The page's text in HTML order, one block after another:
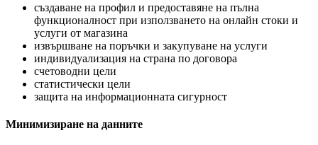
създаване на профил и предоставяне на пълна
функционалност при използването на онлайн стоки и
услуги от магазина
извършване на поръчки и закупуване на услуги
индивидуализация на страна по договора
счетоводни цели
статистически цели
защита на информационната сигурност
Минимизиране на данните